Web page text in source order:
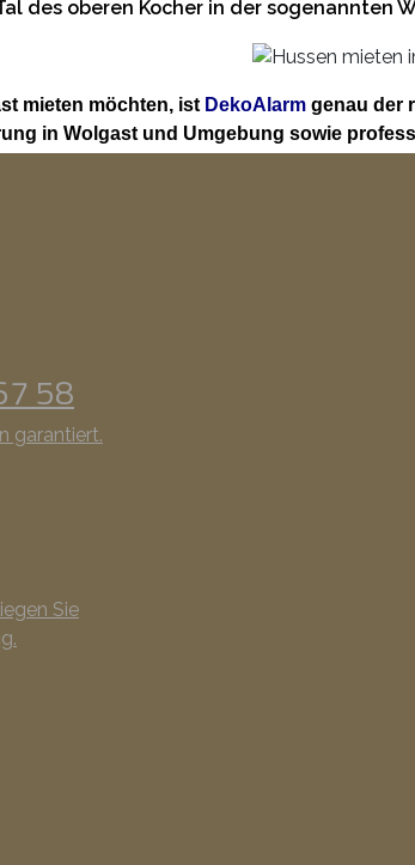
des oberen Kocher in der sogenannten
mieten möchten, ist DekoAlarmgenau der
in Wolgast und Umgebung sowie
58
garantiert.
Sie